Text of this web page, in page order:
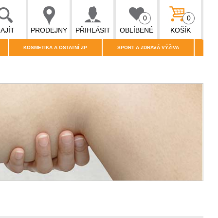
PRODEJNY PŘIHLÁSIT OBLÍBENÉ
0
KOŠÍK
0
KOSMETIKA A OSTATNÍ ZP SPORT A ZDRAVÁ VÝŽIVA